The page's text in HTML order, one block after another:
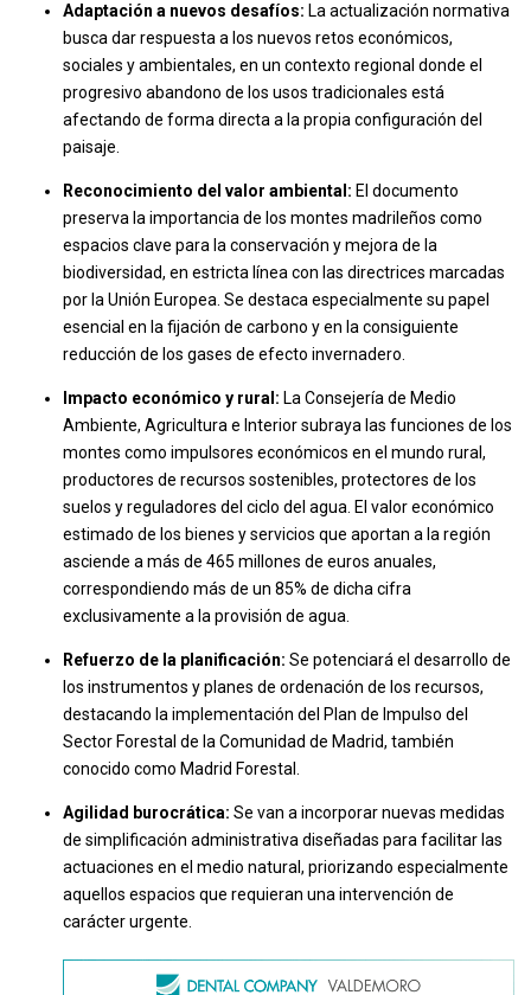
Adaptación a nuevos desafíos: La actualización normativa
busca dar respuesta a los nuevos retos económicos,
sociales y ambientales, en un contexto regional donde el
progresivo abandono de los usos tradicionales está
afectando de forma directa a la propia configuración del
paisaje.
Reconocimiento del valor ambiental: El documento
preserva la importancia de los montes madrileños como
espacios clave para la conservación y mejora de la
biodiversidad, en estricta línea con las directrices marcadas
por la Unión Europea. Se destaca especialmente su papel
esencial en la fijación de carbono y en la consiguiente
reducción de los gases de efecto invernadero.
Impacto económico y rural: La Consejería de Medio
Ambiente, Agricultura e Interior subraya las funciones de los
montes como impulsores económicos en el mundo rural,
productores de recursos sostenibles, protectores de los
suelos y reguladores del ciclo del agua. El valor económico
estimado de los bienes y servicios que aportan a la región
asciende a más de 465 millones de euros anuales,
correspondiendo más de un 85% de dicha cifra
exclusivamente a la provisión de agua.
Refuerzo de la planificación: Se potenciará el desarrollo de
los instrumentos y planes de ordenación de los recursos,
destacando la implementación del Plan de Impulso del
Sector Forestal de la Comunidad de Madrid, también
conocido como Madrid Forestal.
Agilidad burocrática: Se van a incorporar nuevas medidas
de simplificación administrativa diseñadas para facilitar las
actuaciones en el medio natural, priorizando especialmente
aquellos espacios que requieran una intervención de
carácter urgente.